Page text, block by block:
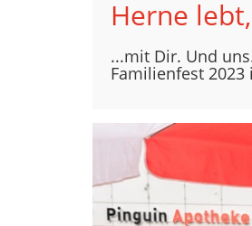
Herne
...mit Dir. Und
Familienfest 2023